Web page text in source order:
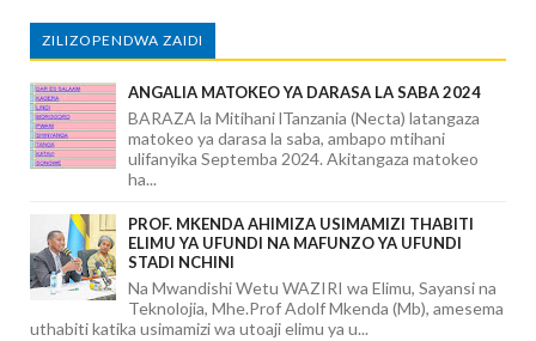
ZILIZOPENDWA ZAIDI
ANGALIA MATOKEO YA DARASA LA SABA 2024
BARAZA la Mitihani lTanzania (Necta) latangaza
matokeo ya darasa la saba, ambapo mtihani
ulifanyika Septemba 2024. Akitangaza matokeo
ha...
PROF. MKENDA AHIMIZA USIMAMIZI THABITI
ELIMU YA UFUNDI NA MAFUNZO YA UFUNDI
STADI NCHINI
Na Mwandishi Wetu WAZIRI wa Elimu, Sayansi na
Teknolojia, Mhe.Prof Adolf Mkenda (Mb), amesema
uthabiti katika usimamizi wa utoaji elimu ya u...